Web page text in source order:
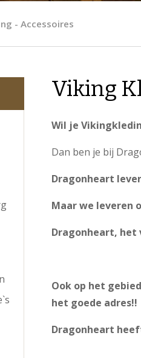
- Accessoires
Viking
Wil je
Dan ben je bij
Dragonheart
Maar we leveren
Dragonheart, het
Ook op het
het goede adres!!
Dragonheart